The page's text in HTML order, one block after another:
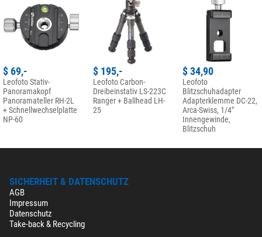
$ 69,-
Leofoto Stativ-
Panoramakopf
Panoramateller RH-2L
+ Schnellwechselplatte
NP-60
$ 195,-
Leofoto Carbon-
Dreibeinstativ LS-223C
Ranger + Ballhead LH-
25
$ 34,90
Leofoto
Blitzschuhadapter
Adapterklemme DC-22,
Arca-Swiss, 1/4"
Innengewinde,
Blitzschuh
SICHERHEIT & DATENSCHUTZ
AGB
Impressum
Datenschutz
Take-back & Recycling